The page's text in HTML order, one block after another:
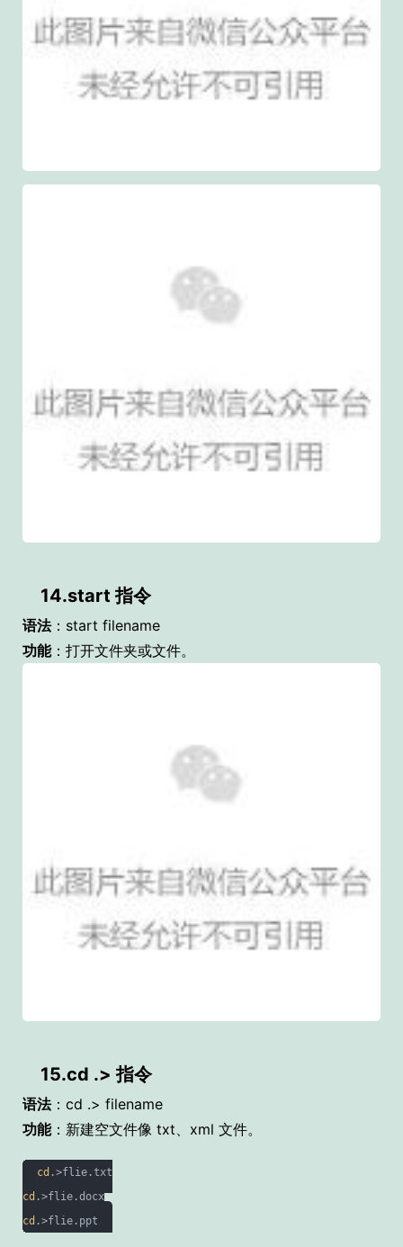
14.start 指令
语法：start filename
功能：打开文件夹或文件。
15.cd .> 指令
语法：cd .> filename
功能：新建空文件像 txt、xml 文件。
cd
cd
cd .>flie.ppt